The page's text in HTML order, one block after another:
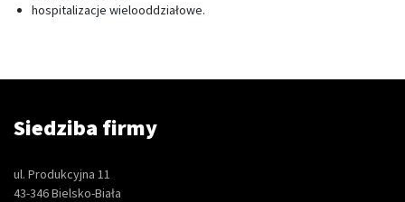
hospitalizacje wielooddziałowe.
Siedziba firmy
ul. Produkcyjna 11
43-346 Bielsko-Biała